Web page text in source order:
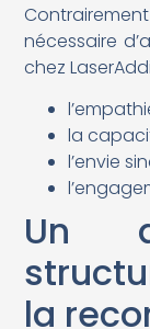
nécessaire
chez
la
l’envie
Un
la